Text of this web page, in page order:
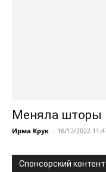
Меняла шторы
Ирма Крук - 16/12/2022
Спонсорский контент